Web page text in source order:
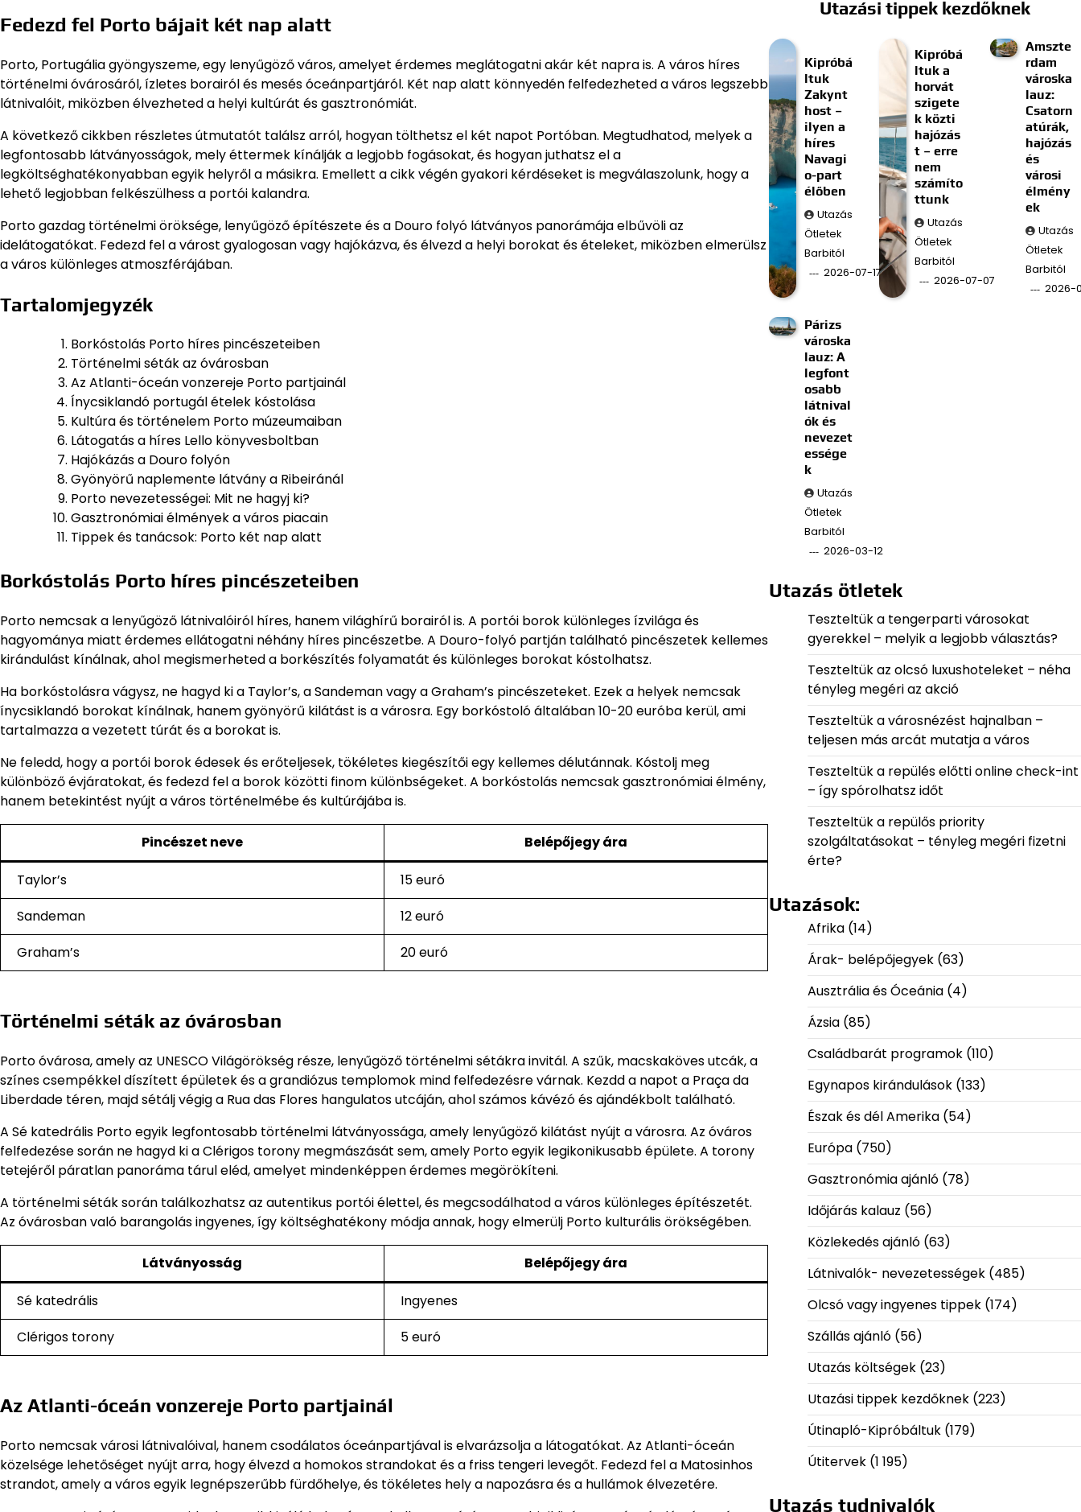
Fedezd fel Porto bájait két nap alatt
Porto, Portugália gyöngyszeme, egy lenyűgöző város, amelyet érdemes meglátogatni akár két napra is. A város híres
történelmi óvárosáról, ízletes borairól és mesés óceánpartjáról. Két nap alatt könnyedén felfedezheted a város legszebb
látnivalóit, miközben élvezheted a helyi kultúrát és gasztronómiát.
A következő cikkben részletes útmutatót találsz arról, hogyan tölthetsz el két napot Portóban. Megtudhatod, melyek a
legfontosabb látványosságok, mely éttermek kínálják a legjobb fogásokat, és hogyan juthatsz el a
legköltséghatékonyabban egyik helyről a másikra. Emellett a cikk végén gyakori kérdéseket is megválaszolunk, hogy a
lehető legjobban felkészülhess a portói kalandra.
Porto gazdag történelmi öröksége, lenyűgöző építészete és a Douro folyó látványos panorámája elbűvöli az
idelátogatókat. Fedezd fel a várost gyalogosan vagy hajókázva, és élvezd a helyi borokat és ételeket, miközben elmerülsz
a város különleges atmoszférájában.
Tartalomjegyzék
Borkóstolás Porto híres pincészeteiben
Történelmi séták az óvárosban
Az Atlanti-óceán vonzereje Porto partjainál
Ínycsiklandó portugál ételek kóstolása
Kultúra és történelem Porto múzeumaiban
Látogatás a híres Lello könyvesboltban
Hajókázás a Douro folyón
Gyönyörű naplemente látvány a Ribeiránál
Porto nevezetességei: Mit ne hagyj ki?
Gasztronómiai élmények a város piacain
Tippek és tanácsok: Porto két nap alatt
Borkóstolás Porto híres pincészeteiben
Porto nemcsak a lenyűgöző látnivalóiról híres, hanem világhírű borairól is. A portói borok különleges ízvilága és
hagyománya miatt érdemes ellátogatni néhány híres pincészetbe. A Douro-folyó partján található pincészetek kellemes
kirándulást kínálnak, ahol megismerheted a borkészítés folyamatát és különleges borokat kóstolhatsz.
Ha borkóstolásra vágysz, ne hagyd ki a Taylor’s, a Sandeman vagy a Graham’s pincészeteket. Ezek a helyek nemcsak
ínycsiklandó borokat kínálnak, hanem gyönyörű kilátást is a városra. Egy borkóstoló általában 10-20 euróba kerül, ami
tartalmazza a vezetett túrát és a borokat is.
Ne feledd, hogy a portói borok édesek és erőteljesek, tökéletes kiegészítői egy kellemes délutánnak. Kóstolj meg
különböző évjáratokat, és fedezd fel a borok közötti finom különbségeket. A borkóstolás nemcsak gasztronómiai élmény,
hanem betekintést nyújt a város történelmébe és kultúrájába is.
Pincészet neve Belépőjegy ára
Taylor’s
15 euró
Sandeman
12 euró
Graham’s
20 euró
Történelmi séták az óvárosban
Porto óvárosa, amely az UNESCO Világörökség része, lenyűgöző történelmi sétákra invitál. A szűk, macskaköves utcák, a
színes csempékkel díszített épületek és a grandiózus templomok mind felfedezésre várnak. Kezdd a napot a Praça da
Liberdade téren, majd sétálj végig a Rua das Flores hangulatos utcáján, ahol számos kávézó és ajándékbolt található.
A Sé katedrális Porto egyik legfontosabb történelmi látványossága, amely lenyűgöző kilátást nyújt a városra. Az óváros
felfedezése során ne hagyd ki a Clérigos torony megmászását sem, amely Porto egyik legikonikusabb épülete. A torony
tetejéről páratlan panoráma tárul eléd, amelyet mindenképpen érdemes megörökíteni.
A történelmi séták során találkozhatsz az autentikus portói élettel, és megcsodálhatod a város különleges építészetét.
Az óvárosban való barangolás ingyenes, így költséghatékony módja annak, hogy elmerülj Porto kulturális örökségében.
Látványosság Belépőjegy ára
Sé katedrális
Ingyenes
Clérigos torony
5 euró
Az Atlanti-óceán vonzereje Porto partjainál
Porto nemcsak városi látnivalóival, hanem csodálatos óceánpartjával is elvarázsolja a látogatókat. Az Atlanti-óceán
közelsége lehetőséget nyújt arra, hogy élvezd a homokos strandokat és a friss tengeri levegőt. Fedezd fel a Matosinhos
strandot, amely a város egyik legnépszerűbb fürdőhelye, és tökéletes hely a napozásra és a hullámok élvezetére.
Utazási tippek kezdőknek
Kipróbá
ltuk
Zakynt
host –
ilyen a
híres
Navagi
o-part
élőben
Utazás
Ötletek
Barbitól
2026-07-17
Kipróbá
ltuk a
horvát
szigete
k közti
hajózás
t – erre
nem
számíto
ttunk
Utazás
Ötletek
Barbitól
2026-07-07
Amszte
rdam
városka
lauz:
Csatorn
atúrák,
hajózás
és
városi
élmény
ek
Utazás
Ötletek
Barbitól
2026-
Párizs
városka
lauz: A
legfont
osabb
látnival
ók és
nevezet
essége
k
Utazás
Ötletek
Barbitól
2026-03-12
Utazás ötletek
Teszteltük a tengerparti városokat
gyerekkel – melyik a legjobb választás?
Teszteltük az olcsó luxushoteleket – néha
tényleg megéri az akció
Teszteltük a városnézést hajnalban –
teljesen más arcát mutatja a város
Teszteltük a repülés előtti online check-int
– így spórolhatsz időt
Teszteltük a repülős priority
szolgáltatásokat – tényleg megéri fizetni
érte?
Utazások:
Afrika(14)
Árak- belépőjegyek(63)
Ausztrália és Óceánia(4)
Ázsia(85)
Családbarát programok(110)
Egynapos kirándulások(133)
Észak és dél Amerika(54)
Európa(750)
Gasztronómia ajánló(78)
Időjárás kalauz (56)
Közlekedés ajánló(63)
Látnivalók- nevezetességek(485)
Olcsó vagy ingyenes tippek(174)
Szállás ajánló(56)
Utazás költségek(23)
Utazási tippek kezdőknek(223)
Útinapló-Kipróbáltuk(179)
Útitervek(1 195)
Utazás tudnivalók